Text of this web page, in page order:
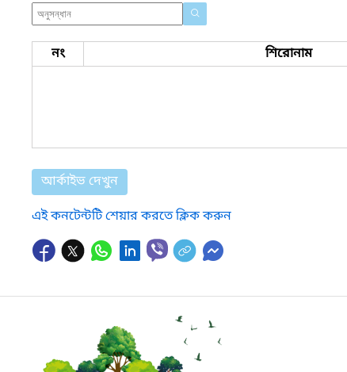
নং শিরোনাম
আর্কাইভ দেখুন
এই কনটেন্টটি শেয়ার করতে ক্লিক করুন